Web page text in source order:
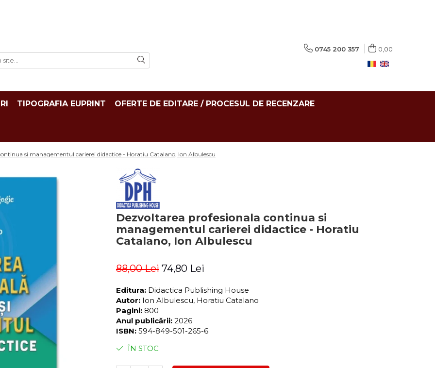
0745 200 357 0,00
TIPOGRAFIA EUPRINT OFERTE DE EDITARE / PROCESUL DE RECENZARE
si managementul carierei didactice - Horatiu Catalano, Ion Albulescu
Dezvoltarea profesionala continua si
managementul carierei didactice - Horatiu
Catalano, Ion Albulescu
88,00 Lei 74,80 Lei
Editura: Didactica Publishing House
Autor: Ion Albulescu, Horatiu Catalano
Pagini: 800
Anul publicării: 2026
ISBN: 594-849-501-265-6
ÎN STOC